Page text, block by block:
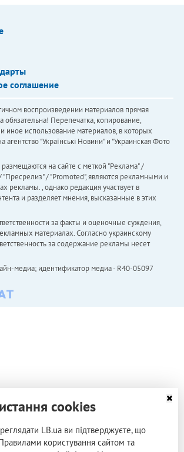
соглашение
воспроизведении материалов прямая
обязательна! Перепечатка, копирование,
иное использование материалов, в которых
агентство "Українськi Новини" и "Украинская Фото
на сайте с меткой "Реклама" /
"Пресрелиз" / "Promoted", являются рекламными и
рекламы. , однако редакция участвует в
и разделяет мнения, высказанные в этих
за факты и оценочные суждения,
материалах. Согласно украинскому
за содержание рекламы несет
медиа; идентификатор медиа - R40-05097
cookies
LB.ua ви підтверджуєте, що
користування сайтом та